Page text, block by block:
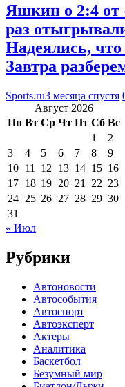
Яшкин о 2:4
раз
Надеялись, что
Завтра
Sports.ru3 месяца спустя
Август 2026
Пн Вт Ср Чт Пт Сб Вс
1
2
3
4 5 6 7 8
9
10 11 12 13 14 15 16
17 18 19 20 21 22 23
24 25 26 27 28 29 30
31
« Июл
Рубрики
Автоновости
Автособытия
Автоспорт
Автоэксперт
Актеры
Аналитика
Баскетбол
Безумный мир